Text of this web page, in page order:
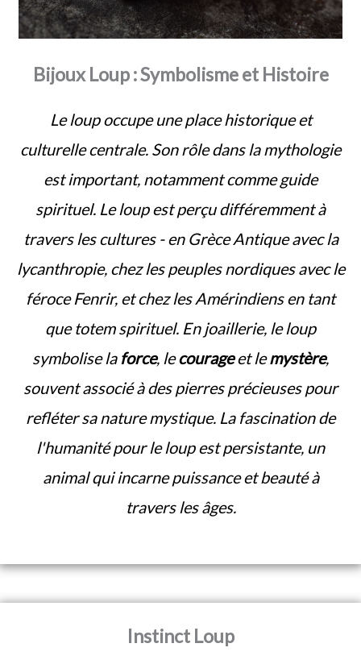
Bijoux Loup : Symbolisme et Histoire
Le loup occupe une place historique et
culturelle centrale. Son rôle dans la mythologie
est important, notamment comme guide
spirituel. Le loup est perçu différemment à
travers les cultures - en Grèce Antique avec la
lycanthropie, chez les peuples nordiques avec le
féroce Fenrir, et chez les Amérindiens en tant
que totem spirituel. En joaillerie, le loup
symbolise la force, lecourageet lemystère,
souvent associé à des pierres précieuses pour
refléter sa nature mystique. La fascination de
l'humanité pour le loup est persistante, un
animal qui incarne puissance et beauté à
travers les âges.
Instinct Loup